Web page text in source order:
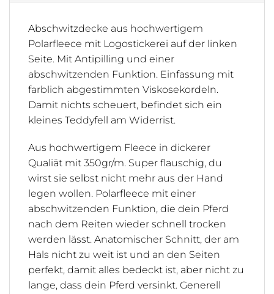
Abschwitzdecke aus hochwertigem
Polarfleece mit Logostickerei auf der linken
Seite. Mit Antipilling und einer
abschwitzenden Funktion. Einfassung mit
farblich abgestimmten Viskosekordeln.
Damit nichts scheuert, befindet sich ein
kleines Teddyfell am Widerrist.
Aus hochwertigem Fleece in dickerer
Qualiät mit 350gr/m. Super flauschig, du
wirst sie selbst nicht mehr aus der Hand
legen wollen. Polarfleece mit einer
abschwitzenden Funktion, die dein Pferd
nach dem Reiten wieder schnell trocken
werden lässt. Anatomischer Schnitt, der am
Hals nicht zu weit ist und an den Seiten
perfekt, damit alles bedeckt ist, aber nicht zu
lange, dass dein Pferd versinkt. Generell